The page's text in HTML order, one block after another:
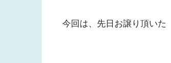
今回は、先日お譲り頂いた